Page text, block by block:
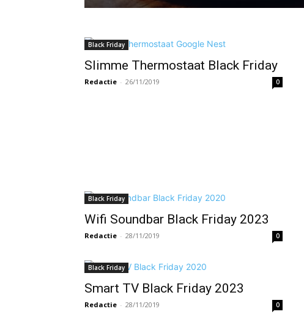
Black Friday
Slimme Thermostaat Black Friday
Redactie - 26/11/2019 0
Black Friday
Wifi Soundbar Black Friday 2023
Redactie - 28/11/2019 0
Black Friday
Smart TV Black Friday 2023
Redactie - 28/11/2019 0